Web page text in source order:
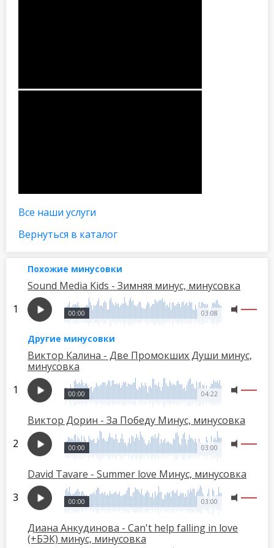
Все наши услуги
Вернуться в каталог
Похожие минусовки
Sound Media Kids - Зимняя минус, минусовка
03:08
00:00
Другие минусовки
Виктор Калина - Две Промокших Души минус,
минусовка
04:22
00:00
Виктор Дорин - За Победу Минус, минусовка
03:00
00:00
David Tavare - Summer love Минус, минусовка
03:00
00:00
Диана Анкудинова - Can't help falling in love
(+БЭК) минус, минусовка